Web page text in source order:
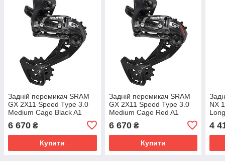
Задній перемикач SRAM
GX 2X11 Speed Type 3.0
Medium Cage Black A1
6 670 ₴
Купити
Задній перемикач SRAM
GX 2X11 Speed Type 3.0
Medium Cage Red A1
6 670₴
Купити
NX
4